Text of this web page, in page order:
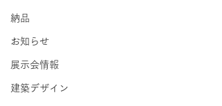
納品
お知らせ
展示会情報
建築デザイン